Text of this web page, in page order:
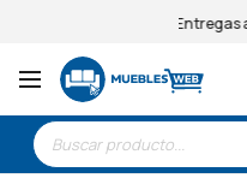
Entregas a
Búsqueda
de
productos